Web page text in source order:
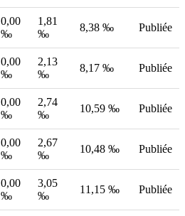
0,00
‰
1,81
‰
8,38 ‰ Publiée
0,00
‰
2,13
‰
8,17 ‰ Publiée
0,00
‰
2,74
‰
10,59 ‰ Publiée
0,00
‰
2,67
‰
10,48 ‰ Publiée
0,00
‰
3,05
‰
11,15 ‰ Publiée